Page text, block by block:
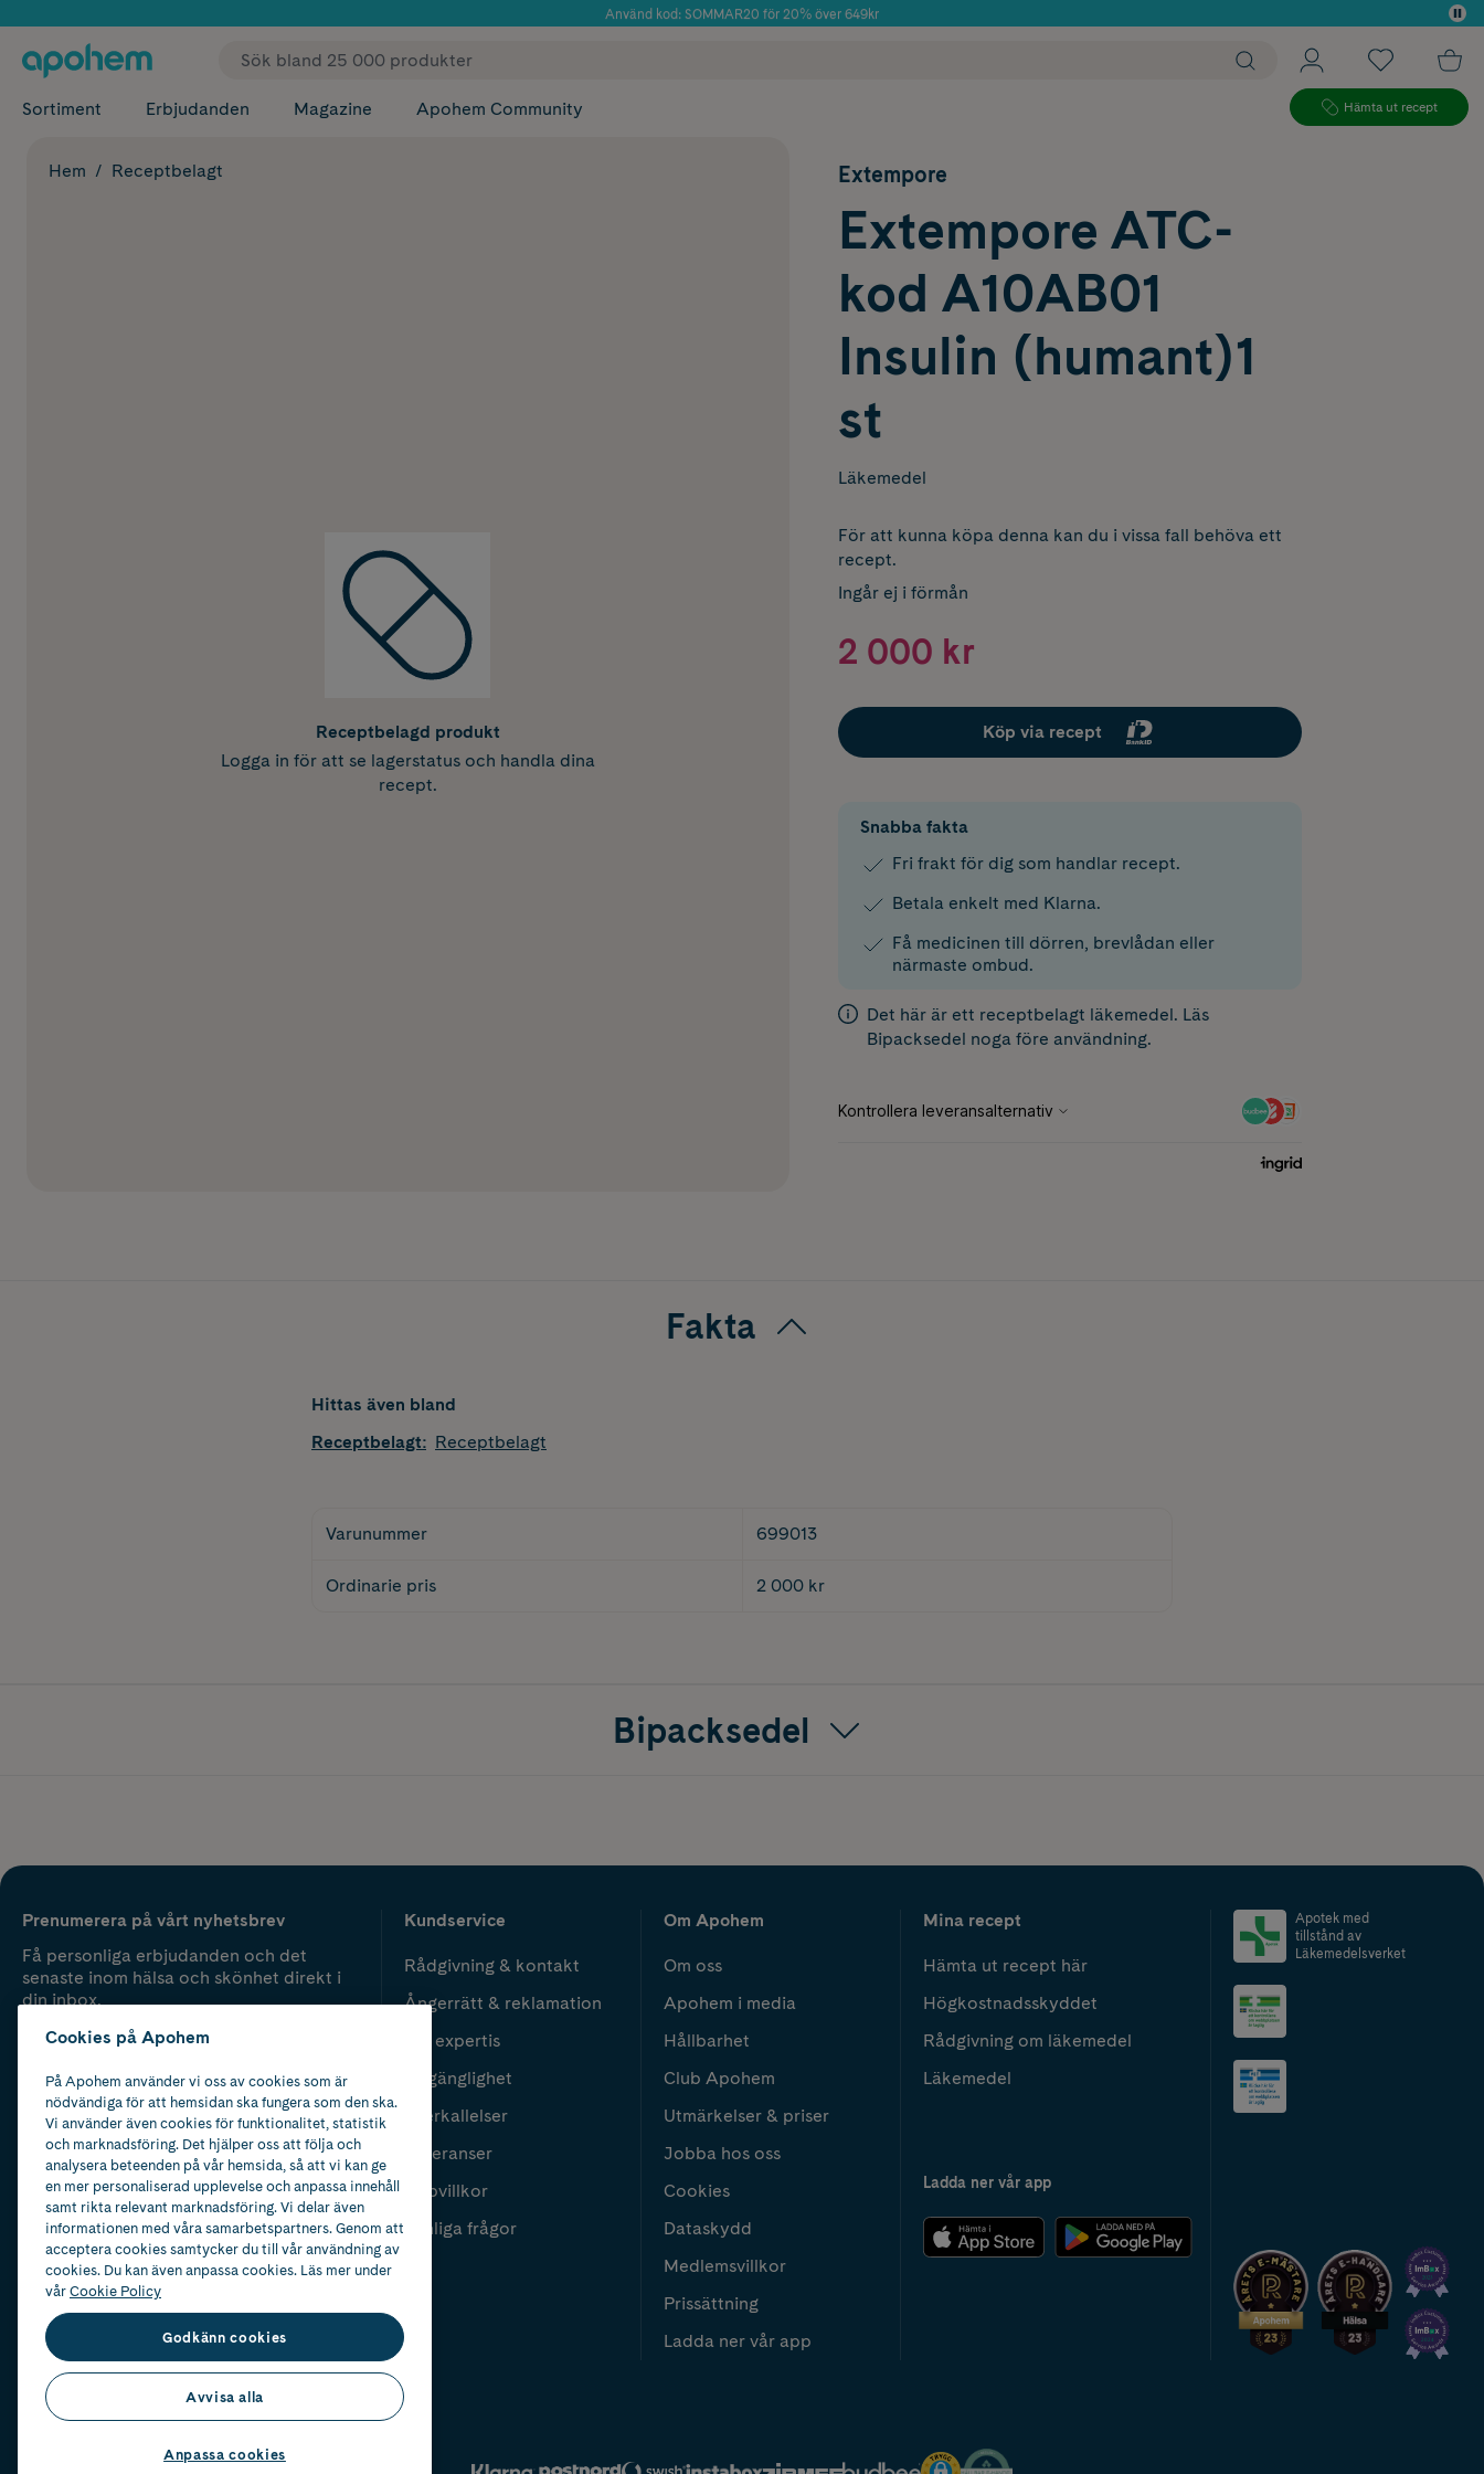
Använd kod: SOMMAR20 för 20% över 649kr
✓ Fri frakt
Sortiment Erbjudanden Magazine Apohem Community Hämta ut recept
Hem Receptbelagt
Receptbelagd produkt
Logga in för att se lagerstatus och handla dina
recept.
Extempore
Extempore ATC-
kod A10AB01
Insulin (humant)1
st
Läkemedel
För att kunna köpa denna kan du i vissa fall behöva ett
recept.
Ingår ej i förmån
2 000 kr
Köp via recept
Snabba fakta
Fri frakt för dig som handlar recept.
Betala enkelt med Klarna.
Få medicinen till dörren, brevlådan eller
närmaste ombud.
Det här är ett receptbelagt läkemedel. Läs
Bipacksedel noga före användning.
Fakta
Hittas även bland
Receptbelagt: Receptbelagt
Varunummer 699013
Ordinarie pris 2 000 kr
Bipacksedel
Prenumerera på vårt nyhetsbrev
Få personliga erbjudanden och det
senaste inom hälsa och skönhet direkt i
din inbox.
Kundservice
Rådgivning & kontakt
Ångerrätt & reklamation
Vår expertis
Tillgänglighet
Återkallelser
Leveranser
Köpvillkor
Vanliga frågor
Om Apohem
Om oss
Apohem i media
Hållbarhet
Club Apohem
Utmärkelser & priser
Jobba hos oss
Cookies
Dataskydd
Medlemsvillkor
Prissättning
Ladda ner vår app
Mina recept
Hämta ut recept här
Högkostnadsskyddet
Rådgivning om läkemedel
Läkemedel
Ladda ner vår app
Apotek med
tillstånd av
Läkemedelsverket
2024
Cookies på Apohem
På Apohem använder vi oss av cookies som är
nödvändiga för att hemsidan ska fungera som den ska.
Vi använder även cookies för funktionalitet, statistik
och marknadsföring. Det hjälper oss att följa och
analysera beteenden på vår hemsida, så att vi kan ge
en mer personaliserad upplevelse och anpassa innehåll
samt rikta relevant marknadsföring. Vi delar även
informationen med våra samarbetspartners. Genom att
acceptera cookies samtycker du till vår användning av
cookies. Du kan även anpassa cookies. Läs mer under
vårCookie Policy
Godkänn cookies
Avvisa alla
Anpassa cookies